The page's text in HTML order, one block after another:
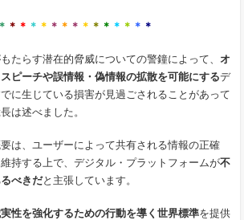
＊ ＊ ＊ ＊ ＊ ＊ ＊ ＊ ＊ ＊ ＊ ＊ ＊ ＊ ＊
たらす潜在的脅威についての警鐘によって、 オ
ピーチや誤情報・偽情報の拡散を可能にするデ
に生じている損害が見過ごされることがあって
は述べました。
は、ユーザーによって共有される情報の正確
持する上で、デジタル・プラットフォームが不
べきだと主張しています。
性を強化するための行動を導く世界標準を提供